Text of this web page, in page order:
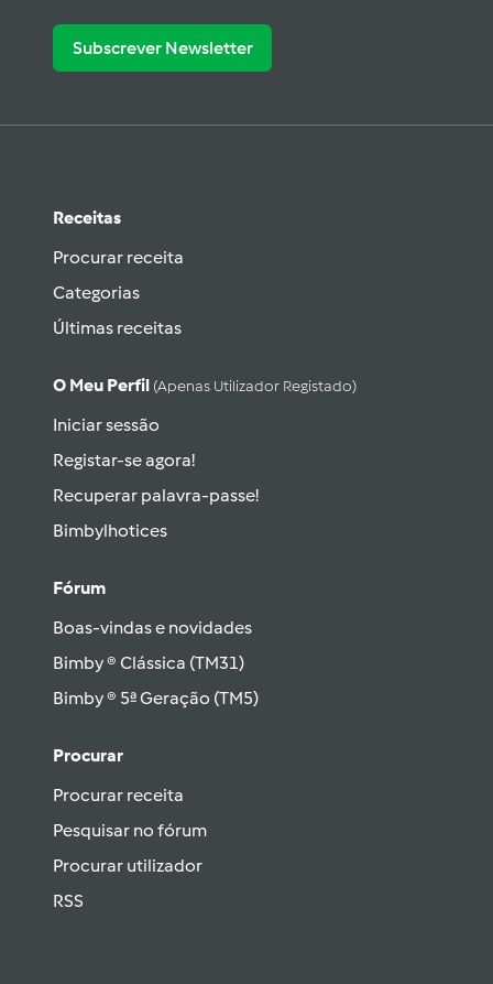
Subscrever Newsletter
Receitas
Procurar receita
Categorias
Últimas receitas
O Meu Perfil (apenas Utilizador Registado)
Iniciar sessão
Registar-se agora!
Recuperar palavra-passe!
Bimbylhotices
Fórum
Boas-vindas e novidades
Bimby ® Clássica (TM31)
Bimby ® 5ª Geração (TM5)
Procurar
Procurar receita
Pesquisar no fórum
Procurar utilizador
RSS